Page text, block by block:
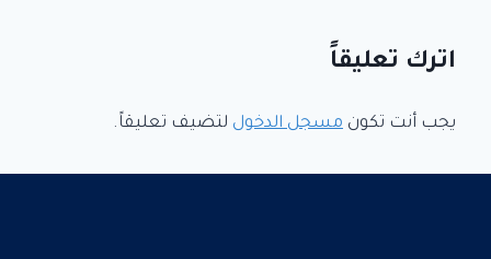
اترك تعليقاً
يجب أنت تكون مسجل الدخول لتضيف تعليقاً.